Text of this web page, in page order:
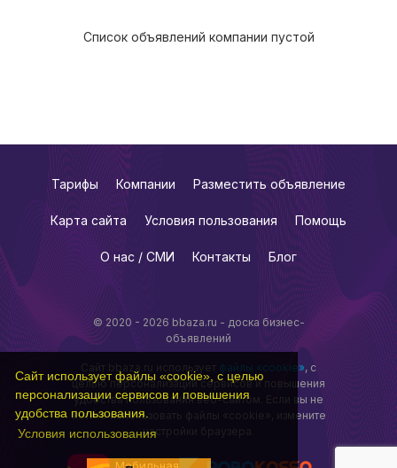
Сайт использует файлы «cookie», с целью
персонализации сервисов и повышения
удобства пользования.
Условия использования
Список объявлений компании пустой
© 2020 - 2026 bbaza.ru - доска бизнес-
объявлений
Сайт bbaza.ru использует файлы «cookie», с
целью персонализации сервисов и повышения
удобства пользования веб-сайтом. Если вы не
хотите использовать файлы «cookie», измените
настройки браузера.
Мобильная
Тарифы Компании Разместить объявление
Карта сайта Условия пользования Помощь
О нас / СМИ Контакты Блог